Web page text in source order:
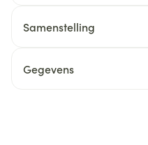
Samenstelling
Gegevens